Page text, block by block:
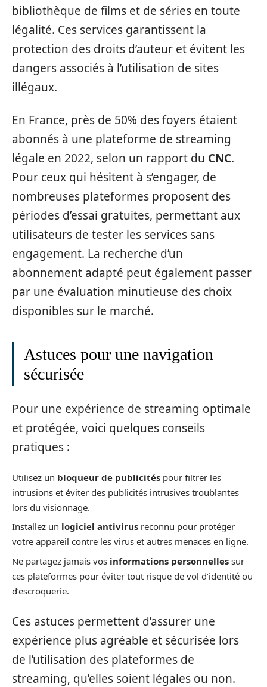
bibliothèque de films et de séries en toute
légalité. Ces services garantissent la
protection des droits d’auteur et évitent les
dangers associés à l’utilisation de sites
illégaux.
En France, près de 50% des foyers étaient
abonnés à une plateforme de streaming
légale en 2022, selon un rapport du CNC.
Pour ceux qui hésitent à s’engager, de
nombreuses plateformes proposent des
périodes d’essai gratuites, permettant aux
utilisateurs de tester les services sans
engagement. La recherche d’un
abonnement adapté peut également passer
par une évaluation minutieuse des choix
disponibles sur le marché.
Astuces pour une navigation
sécurisée
Pour une expérience de streaming optimale
et protégée, voici quelques conseils
pratiques :
Utilisez un bloqueur de publicités pour filtrer les
intrusions et éviter des publicités intrusives troublantes
lors du visionnage.
Installez un logiciel antivirus reconnu pour protéger
votre appareil contre les virus et autres menaces en ligne.
Ne partagez jamais vos informations personnelles sur
ces plateformes pour éviter tout risque de vol d’identité ou
d’escroquerie.
Ces astuces permettent d’assurer une
expérience plus agréable et sécurisée lors
de l’utilisation des plateformes de
streaming, qu’elles soient légales ou non.